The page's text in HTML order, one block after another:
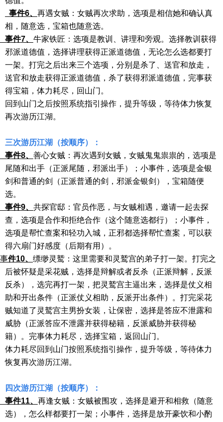
事件6、 再遇女贼：女贼再次求助，选项是相信她和确认真
相，随意选，宝箱也随意选。
7、 牛家铁匠：选项是教训、讲理和旁观。选择教训获得
邪派道德值，选择讲理获得正派道德值，无论怎么选都要打
一架。打完之后出来三个选项，分别是杀了、送官和放走，
送官和放走获得正派道德值，杀了获得邪派道德值，完事获
得宝箱，体力耗尽，回山门。
回到山门之后按照系统指引操作，提升等级，等待体力恢复
再次游历江湖。
三次游历江湖（按顺序）：
8、 善心女贼：再次遇到女贼，女贼鬼鬼祟祟的，选项是
尾随和出手（正派尾随，邪派出手）；小事件，选项是金银
剑和普通的剑（正派普通的剑，邪派金银剑），宝箱随便
选。
9、 共探官邸：官员作恶，与女贼相遇，邀请一起去探
查，选项是合作和拒绝合作（这个随意选都行）；小事件，
选项是帮忙查案和轻功入城，正邪都选择帮忙查案，可以获
得六扇门好感度（后期有用）。
件10、 缥缈灵鹫：这里需要和灵鹫宫的弟子打一架。打完之
后被怀疑是采花贼，选择是辩解或者反杀（正派辩解，反派
反杀），选完再打一架，把灵鹫宫主逼出来，选择是仗义相
助和开出条件（正派仗义相助，反派开出条件）。打完采花
贼知道了灵鹫宫主男扮女装，让保密，选择是答应不泄露和
威胁（正派答应不泄露并获得秘籍，反派威胁并获得秘
籍）。完事体力耗尽，选择宝箱，返回山门。
体力耗尽回到山门按照系统指引操作，提升等级，等待体力
恢复再次游历江湖。
四次游历江湖（按顺序）：
11、 再逢女贼：女贼被围攻，选择是避开和相救（随意
选），怎么样都要打一架；小事件，选择是放开豪饮和小酌